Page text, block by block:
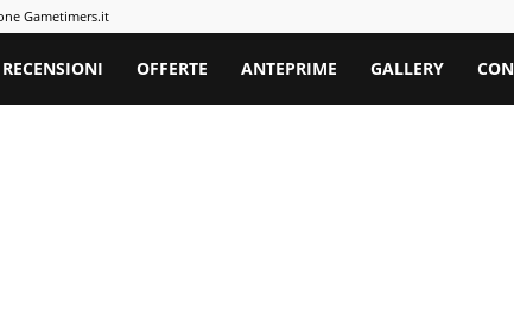
Gametimers.it
RECENSIONI OFFERTE ANTEPRIME GALLERY